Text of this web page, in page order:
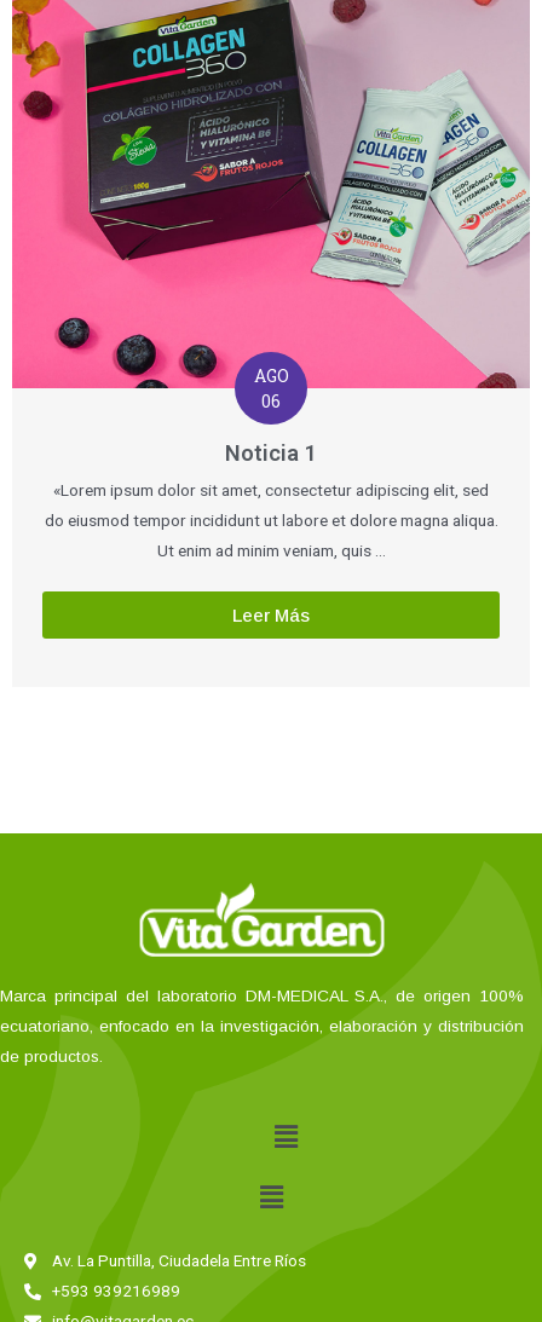
AGO
06
Noticia 1
«Lorem ipsum dolor sit amet, consectetur adipiscing elit, sed
do eiusmod tempor incididunt ut labore et dolore magna aliqua.
Ut enim ad minim veniam, quis …
Leer Más
Marca principal del laboratorio DM-MEDICAL S.A., de origen 100%
ecuatoriano, enfocado en la investigación, elaboración y distribución
de productos.
Av. La Puntilla, Ciudadela Entre Ríos
+593 939216989